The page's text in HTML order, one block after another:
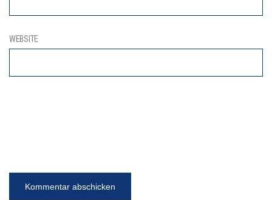
WEBSITE